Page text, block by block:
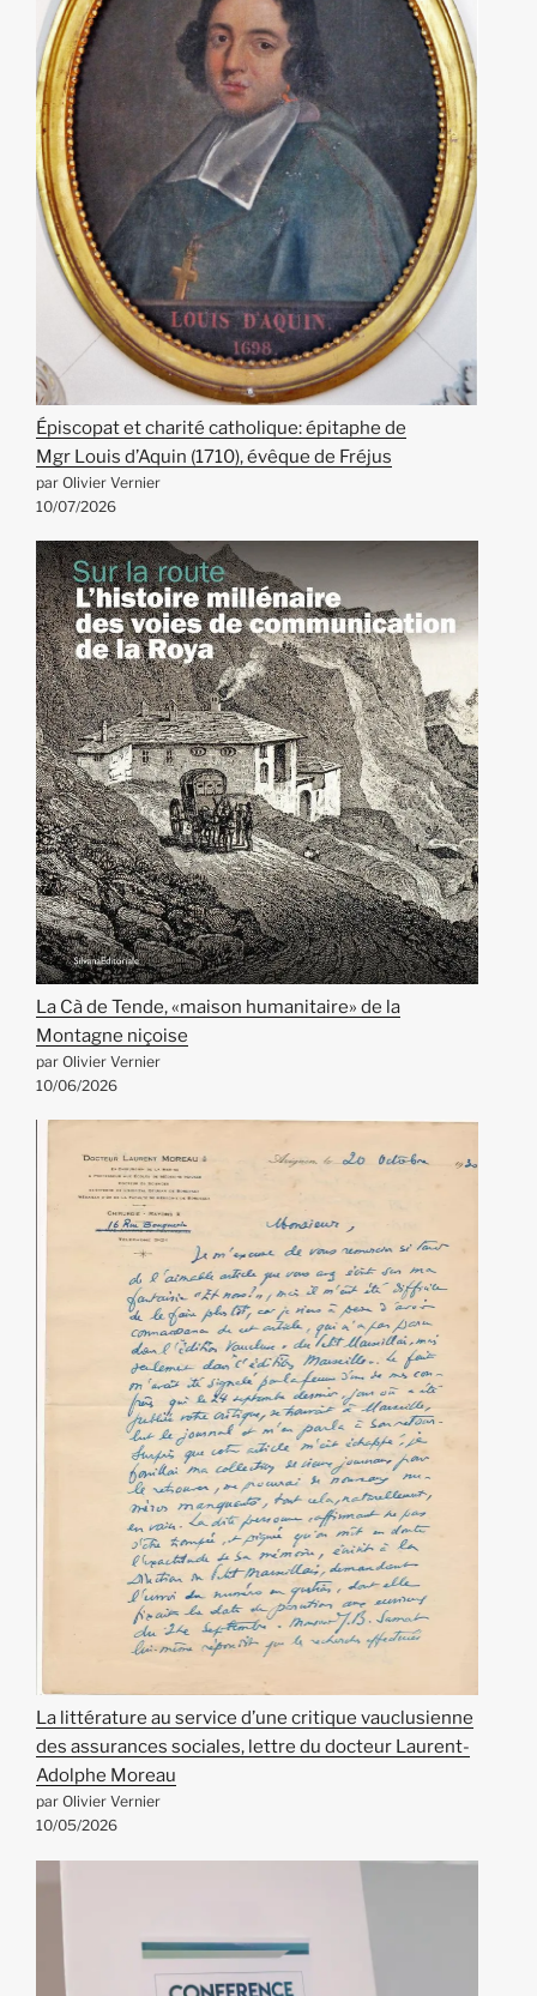
Épiscopat et charité catholique: épitaphe de
Mgr Louis d’Aquin (1710), évêque de Fréjus
par Olivier Vernier
10/07/2026
La Cà de Tende, «maison humanitaire» de la
Montagne niçoise
par Olivier Vernier
10/06/2026
La littérature au service d’une critique vauclusienne
des assurances sociales, lettre du docteur Laurent-
Adolphe Moreau
par Olivier Vernier
10/05/2026